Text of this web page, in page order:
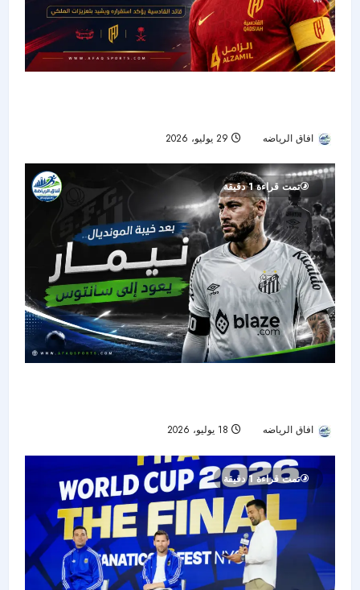
افاق الرياضه
تمت قراءة 1 دقيقة
افاق الرياضه
تمت قراءة 1 دقيقة